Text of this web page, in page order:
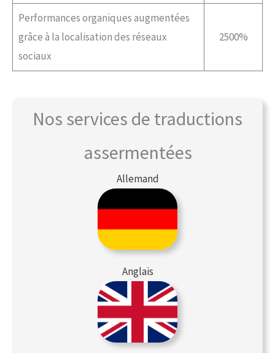
Performances organiques augmentées
grâce à la localisation des réseaux
sociaux
2500%
Nos services de traductions
assermentées
Allemand
Anglais